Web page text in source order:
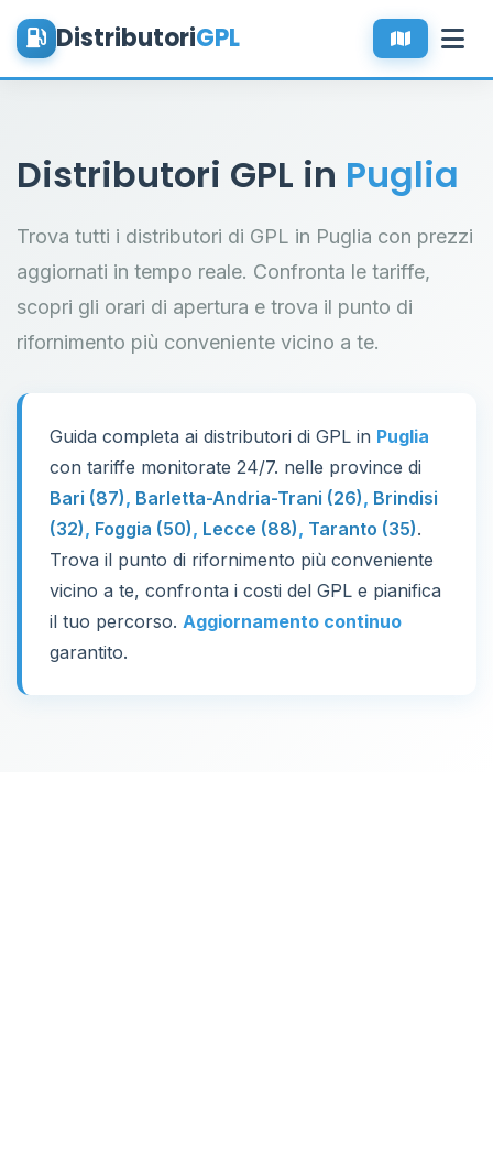
DistributoriGPL
Distributori GPL in Puglia
Trova tutti i distributori di GPL in Puglia con prezzi
aggiornati in tempo reale. Confronta le tariffe,
scopri gli orari di apertura e trova il punto di
rifornimento più conveniente vicino a te.
Guida completa ai distributori di GPL in Puglia
con tariffe monitorate 24/7. nelle province di
Bari (87), Barletta-Andria-Trani (26), Brindisi
(32), Foggia (50), Lecce (88), Taranto (35).
Trova il punto di rifornimento più conveniente
vicino a te, confronta i costi del GPL e pianifica
il tuo percorso. Aggiornamento continuo
garantito.